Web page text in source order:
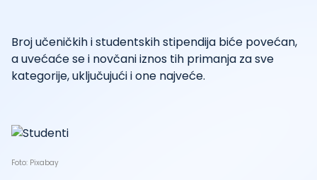
Broj učeničkih i studentskih stipendija biće povećan,
a uvećaće se i novčani iznos tih primanja za sve
kategorije, uključujući i one najveće.
Foto: Pixabay